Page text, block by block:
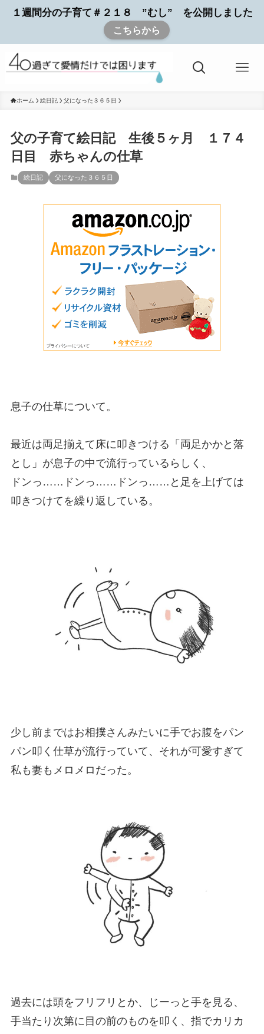
１週間分の子育て＃２１８ ”むし” を公開しました
こちらから
ホーム 絵日記 父になった３６５日
父の子育て絵日記 生後５ヶ月 １７４
日目 赤ちゃんの仕草
絵日記 父になった３６５日
息子の仕草について。
最近は両足揃えて床に叩きつける「両足かかと落
とし」が息子の中で流行っているらしく、
ドンっ……ドンっ……ドンっ……と足を上げては
叩きつけてを繰り返している。
少し前まではお相撲さんみたいに手でお腹をパン
パン叩く仕草が流行っていて、それが可愛すぎて
私も妻もメロメロだった。
過去には頭をフリフリとか、じーっと手を見る、
手当たり次第に目の前のものを叩く、指でカリカ